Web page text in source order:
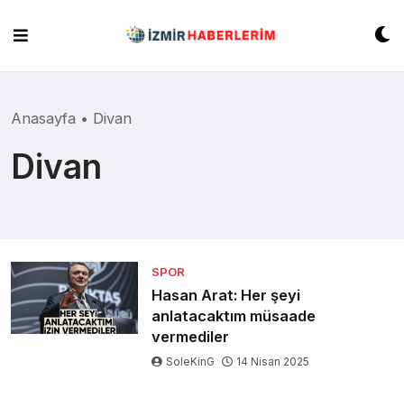
content
Anasayfa • Divan
Divan
SPOR
Hasan Arat: Her şeyi
anlatacaktım müsaade
vermediler
SoleKinG 14 Nisan 2025